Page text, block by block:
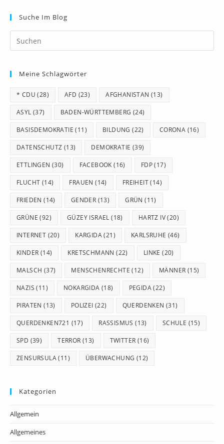
Suche Im Blog
Meine Schlagwörter
* CDU (28) AFD (23) AFGHANISTAN (13)
ASYL (37) BADEN-WÜRTTEMBERG (24)
BASISDEMOKRATIE (11) BILDUNG (22) CORONA (16)
DATENSCHUTZ (13) DEMOKRATIE (39)
ETTLINGEN (30) FACEBOOK (16) FDP(17)
FLUCHT (14) FRAUEN (14) FREIHEIT(14)
FRIEDEN (14) GENDER (13) GRÜN (11)
GRÜNE (92) GÜZEY ISRAEL (18) HARTZ IV(20)
INTERNET (20) KARGIDA(21) KARLSRUHE (46)
KINDER (14) KRETSCHMANN (22) LINKE (20)
MALSCH (37) MENSCHENRECHTE (12) MÄNNER (15)
NAZIS (11) NOKARGIDA (18) PEGIDA(22)
PIRATEN (13) POLIZEI (22) QUERDENKEN (31)
QUERDENKEN721 (17) RASSISMUS (13) SCHULE (15)
SPD (39) TERROR (13) TWITTER (16)
ZENSURSULA(11) ÜBERWACHUNG (12)
Kategorien
Allgemein
Allgemeines